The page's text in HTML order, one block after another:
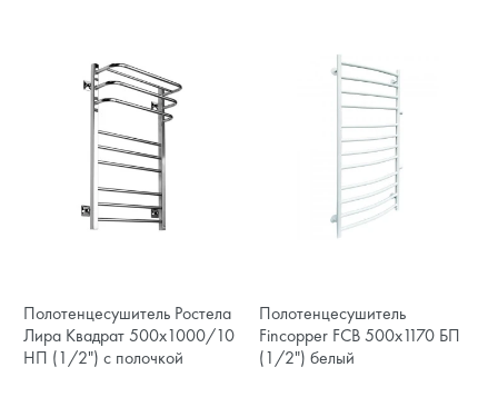
Полотенцесушитель Ростела
Лира Квадрат 500x1000/10
НП (1/2") с полочкой
Полотенцесушитель
Fincopper FCB 500х1170 БП
(1/2") белый